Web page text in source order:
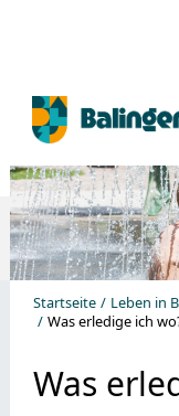
Startseite Leben in
Was erledige ich
Was